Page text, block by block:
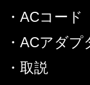
・ACコード
・ACアダプ
・取説